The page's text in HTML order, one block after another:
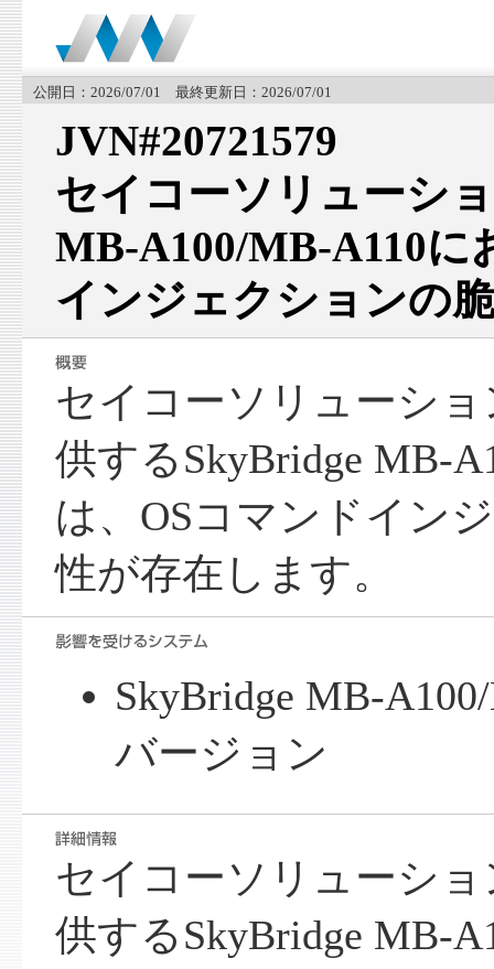
公開日：2026/07/01 最終更新日：2026/07/01
JVN#20721579
セイコーソリューシ
MB-A100/MB-A110に
インジェクションの
セイコーソリューシ
供するSkyBridge MB-
は、OSコマンドイン
性が存在します。
SkyBridge MB-
バージョン
セイコーソリューシ
供するSkyBridge MB-